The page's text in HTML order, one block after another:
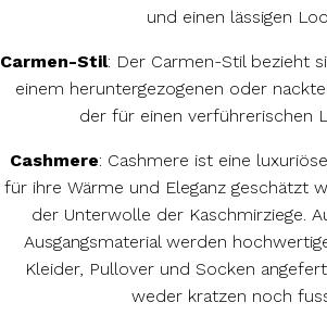
und einen lässigen
Carmen-Stil: Der Carmen-Stil bezieht
einem heruntergezogenen oder
der für einen verführerischen
Cashmere: Cashmere ist eine
für ihre Wärme und Eleganz geschätzt
der Unterwolle der Kaschmirziege.
Ausgangsmaterial werden
Kleider, Pullover und Socken
weder kratzen noch